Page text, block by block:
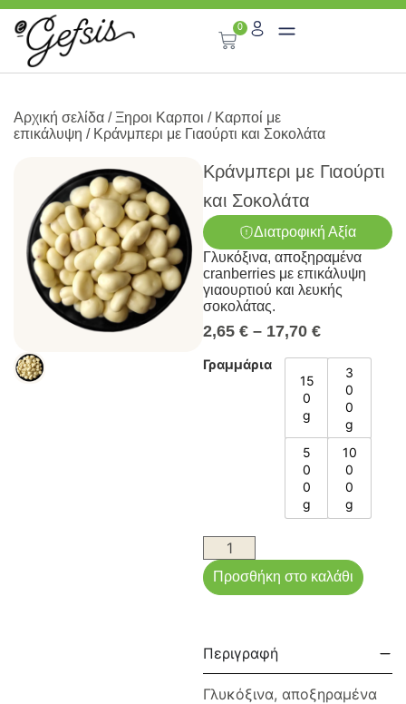
0
Αρχική σελίδα / Ξηροι Καρποι / Καρποί με
επικάλυψη / Κράνμπερι με Γιαούρτι και Σοκολάτα
Κράνμπερι με Γιαούρτι
και Σοκολάτα
Διατροφική Αξία
Γλυκόξινα, αποξηραμένα
cranberries με επικάλυψη
γιαουρτιού και λευκής
σοκολάτας.
2,65 € – 17,70 €
Γραμμάρια
15
0
g
3
0
0
g
5
0
0
g
10
0
0
g
Προσθήκη στο καλάθι
Περιγραφή
Γλυκόξινα, αποξηραμένα